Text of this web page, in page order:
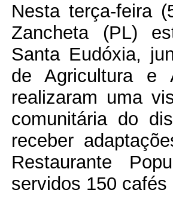
Nesta terça-feira
Zancheta (PL)
Santa Eudóxia,
de Agricultura e
realizaram uma
comunitária do
receber
Restaurante
servidos 150